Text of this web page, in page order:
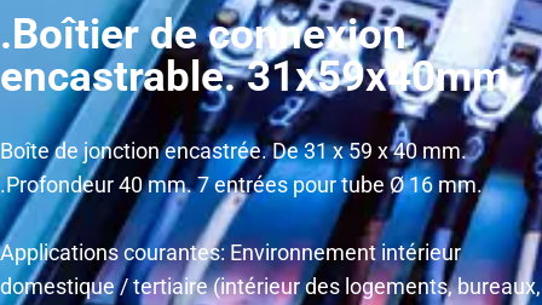
.Boîtier de connexion
encastrable. 31x59x40mm.
Boîte de jonction encastrée. De 31 x 59 x 40 mm.
.Profondeur 40 mm. 7 entrées pour tube Ø 16 mm.
Applications courantes: Environnement intérieur
domestique / tertiaire (intérieur des logements, bureaux,